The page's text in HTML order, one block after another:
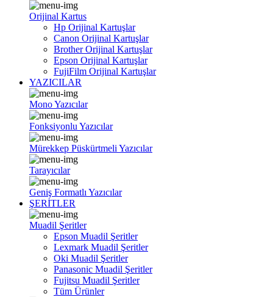
Orijinal Kartus
Hp Orijinal Kartuşlar
Canon Orijinal Kartuşlar
Brother Orijinal Kartuşlar
Epson Orijinal Kartuşlar
FujiFilm Orijinal Kartuşlar
YAZICILAR
Mono Yazıcılar
Fonksiyonlu Yazıcılar
Mürekkep Püskürtmeli Yazıcılar
Tarayıcılar
Geniş Formatlı Yazıcılar
ŞERİTLER
Muadil Şeritler
Epson Muadil Şeritler
Lexmark Muadil Şeritler
Oki Muadil Şeritler
Panasonic Muadil Şeritler
Fujitsu Muadil Şeritler
Tüm Ürünler